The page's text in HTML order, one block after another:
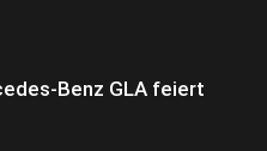
Benz GLA feiert